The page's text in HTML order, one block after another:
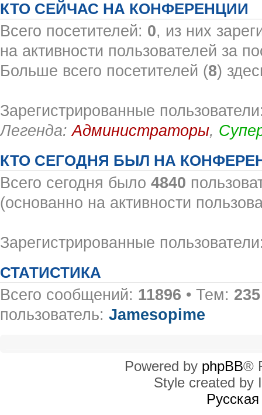
КТО СЕЙЧАС НА КОНФЕРЕНЦИИ
Всего посетителей: 0, из них
на активности пользователей за
Больше всего посетителей (8)
Зарегистрированные
Легенда:Администраторы,
КТО СЕГОДНЯ БЫЛ НА
Всего сегодня было 4840
(основанно на активности
Зарегистрированные
СТАТИСТИКА
Всего сообщений: 11896 • Тем: 235
пользователь: Jamesopime
Powered by phpBB®
Style created by